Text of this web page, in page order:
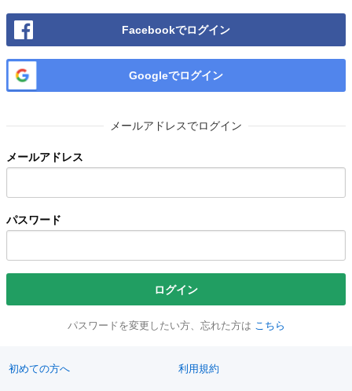
Facebookでログイン
Googleでログイン
メールアドレスでログイン
メールアドレス
パスワード
ログイン
パスワードを変更したい方、忘れた方は こちら
初めての方へ 利用規約